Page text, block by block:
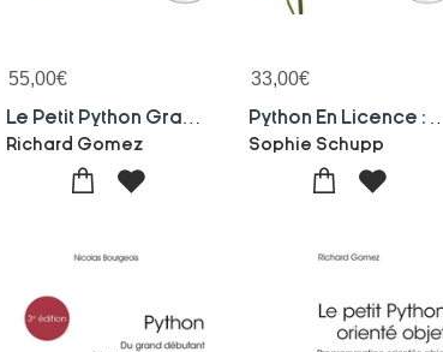
55,00€
Richard Gomez
33,00€
Sophie Schupp